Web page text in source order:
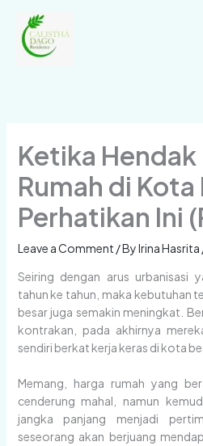
content
Ketika
Rumah di Kota
Perhatikan Ini
Leave a Comment / ByIrina Hasrita
Seiring dengan arus urbanisasi
tahun ke tahun, maka kebutuhan
besar juga semakin meningkat.
kontrakan, pada akhirnya
sendiri berkat kerja keras di kota
Memang, harga rumah yang
cenderung mahal, namun
jangka panjang menjadi
seseorang akan berjuang